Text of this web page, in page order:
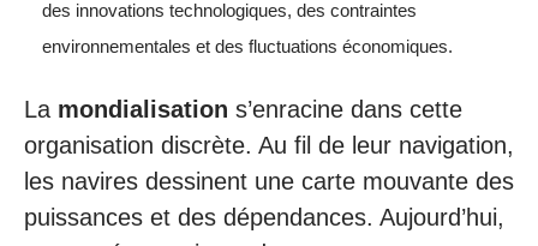
des innovations technologiques, des contraintes
environnementales et des fluctuations économiques.
La mondialisation s’enracine dans cette
organisation discrète. Au fil de leur navigation,
les navires dessinent une carte mouvante des
puissances et des dépendances. Aujourd’hui,